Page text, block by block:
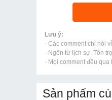
Lưu ý:
- Các comment chỉ nói
- Ngôn từ lịch sự. Tôn
- Mọi comment đều
Sản phẩm